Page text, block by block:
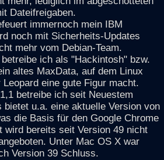
Dateifreigaben.
immernoch mein IBM
noch mit Sicherheits-Updates
mehr vom Debian-Team.
ich als "Hackintosh" bzw.
altes MaxData, auf dem Linux
eine gute Figur macht.
betreibe ich seit Neuestem
bietet u.a. eine aktuelle Version von
die Basis für den Google Chrome
wird bereits seit Version 49 nicht
Unter Mac OS X war
Version 39 Schluss.